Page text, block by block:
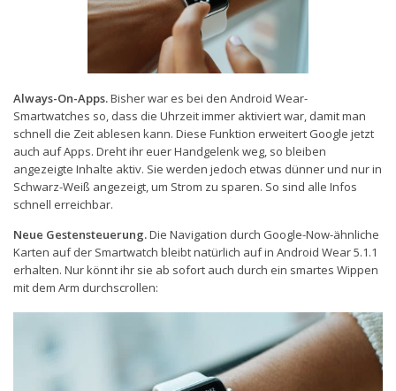
Always-On-Apps.Bisher war es bei den Android Wear-
Smartwatches so, dass die Uhrzeit immer aktiviert war, damit man
schnell die Zeit ablesen kann. Diese Funktion erweitert Google jetzt
auch auf Apps. Dreht ihr euer Handgelenk weg, so bleiben
angezeigte Inhalte aktiv. Sie werden jedoch etwas dünner und nur in
Schwarz-Weiß angezeigt, um Strom zu sparen. So sind alle Infos
schnell erreichbar.
Neue Gestensteuerung.Die Navigation durch Google-Now-ähnliche
Karten auf der Smartwatch bleibt natürlich auf in Android Wear 5.1.1
erhalten. Nur könnt ihr sie ab sofort auch durch ein smartes Wippen
mit dem Arm durchscrollen: